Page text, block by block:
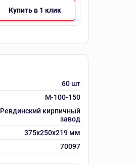
Купить в 1 клик
60 шт
М-100-150
Ревдинский кирпичный
завод
375х250х219 мм
70097